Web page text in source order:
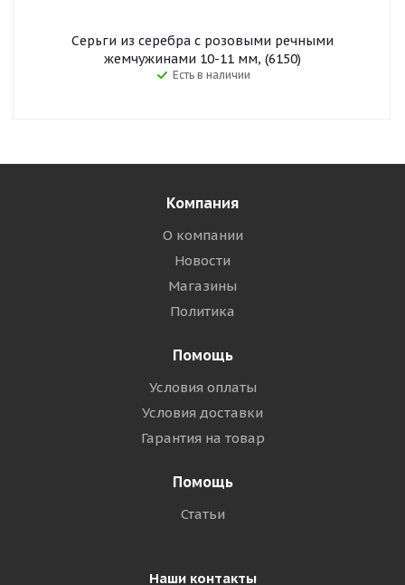
Серьги из серебра с розовыми речными
жемчужинами 10-11 мм, (6150)
Есть в наличии
Компания
О компании
Новости
Магазины
Политика
Помощь
Условия оплаты
Условия доставки
Гарантия на товар
Помощь
Статьи
Наши контакты